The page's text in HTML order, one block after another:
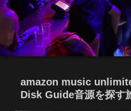
amazon music
Disk Guide音源を探